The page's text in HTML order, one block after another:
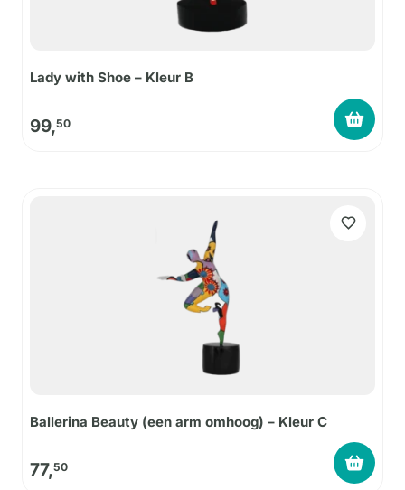
Lady with Shoe – Kleur B
99,50
Ballerina Beauty (een arm omhoog) – Kleur C
77,50